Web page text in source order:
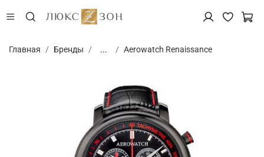
Главная Бренды ... Aerowatch Renaissance